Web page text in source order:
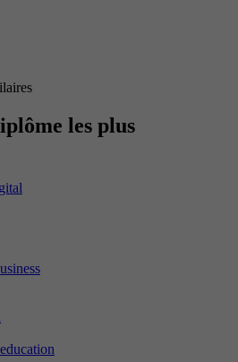
les plus